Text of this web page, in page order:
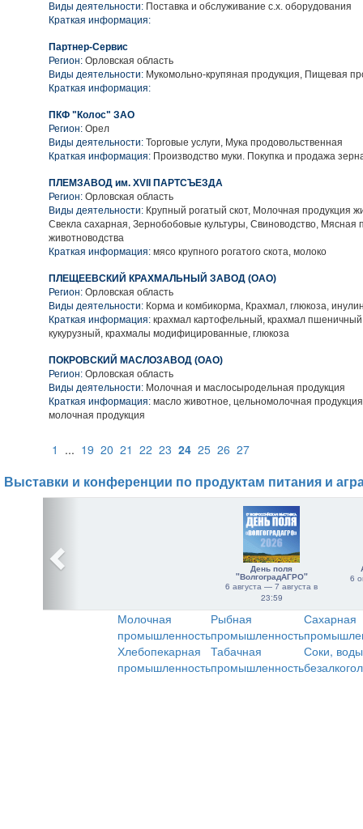
Виды деятельности: Поставка и обслуживание с.х. оборудования
Краткая информация:
Партнер-Сервис
Регион: Орловская область
Виды деятельности: Мукомольно-крупяная продукция, Пищевая
Краткая информация:
ПКФ "Колос" ЗАО
Регион: Орел
Виды деятельности: Торговые услуги, Мука продовольственная
Краткая информация: Производство муки. Покупка и продажа
ПЛЕМЗАВОД им. XVII ПАРТСЪЕЗДА
Регион: Орловская область
Виды деятельности: Крупный рогатый скот, Молочная продукция
Свекла сахарная, Зернобобовые культуры, Свиноводство, Мясная
животноводства
Краткая информация: мясо крупного рогатого скота, молоко
ПЛЕЩЕЕВСКИЙ КРАХМАЛЬНЫЙ ЗАВОД (ОАО)
Регион: Орловская область
Виды деятельности: Корма и комбикорма, Крахмал, глюкоза,
Краткая информация: крахмал картофельный, крахмал
кукурузный, крахмалы модифицированные, глюкоза
ПОКРОВСКИЙ МАСЛОЗАВОД (ОАО)
Регион: Орловская область
Виды деятельности: Молочная и маслосыродельная продукция
Краткая информация: масло животное, цельномолочная
молочная продукция
1 ... 19 20 21 22 23 24 25 26 27
Выставки и конференции по продуктам питания и
День поля
"ВолгоградАГРО"
6 августа — 7 августа в
23:59
6
Молочная
промышленность
Рыбная
промышленность
Сахарная
Хлебопекарная
промышленность
Табачная
промышленность
Соки,